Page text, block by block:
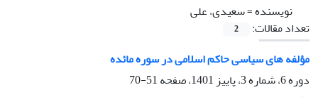
نویسنده =سعیدی، علی
تعداد مقالات:
2
مؤلفه های سیاسی حاکم اسلامی در سوره مائده
دوره 6، شماره 3، پاییز 1401، صفحه
51-70